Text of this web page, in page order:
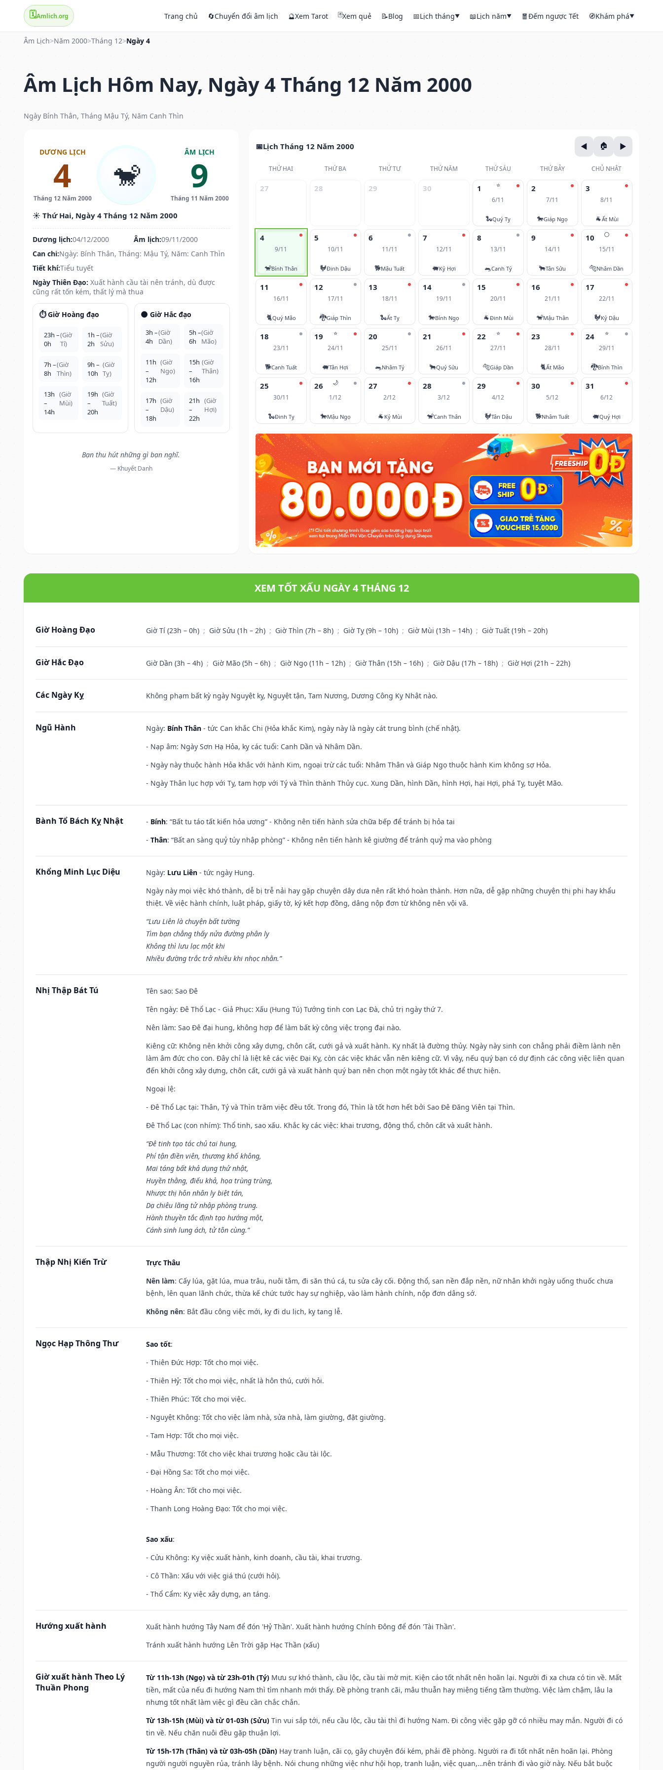
🗓️Amlich.org Trang chủ 🔄Chuyển đổi âm lịch 🔮Xem Tarot 🃏Xem quẻ 📝Blog 📅Lịch tháng▼ 📖Lịch năm▼ 🧧Đếm ngược Tết 🧭Khám phá▼
Âm Lịch>Năm 2000>Tháng 12>Ngày 4
Âm Lịch Hôm Nay, Ngày 4 Tháng 12 Năm 2000
Ngày Bính Thân, Tháng Mậu Tý, Năm Canh Thìn
DƯƠNG LỊCH
4
Tháng 12 Năm 2000
🐒
ÂM LỊCH
9
Tháng 11 Năm 2000
☀️ Thứ Hai, Ngày 4 Tháng 12 Năm 2000
Dương lịch:04/12/2000 Âm lịch:09/11/2000
Can chi:Ngày: Bính Thân, Tháng: Mậu Tý, Năm: Canh Thìn
Tiết khí:Tiểu tuyết
Ngày Thiên Đạo: Xuất hành cầu tài nên tránh, dù được
cũng rất tốn kém, thất lý mà thua
⏱️ Giờ Hoàng đạo
23h –
0h
(Giờ
Tí)
1h –
2h
(Giờ
Sửu)
7h –
8h
(Giờ
Thìn)
9h –
10h
(Giờ
Tỵ)
13h
–
14h
(Giờ
Mùi)
19h
–
20h
(Giờ
Tuất)
🌑 Giờ Hắc đạo
3h –
4h
(Giờ
Dần)
5h –
6h
(Giờ
Mão)
11h
–
12h
(Giờ
Ngọ)
15h
–
16h
(Giờ
Thân)
17h
–
18h
(Giờ
Dậu)
21h
–
22h
(Giờ
Hợi)
Bạn thu hút những gì bạn nghĩ.
— Khuyết Danh
Lịch Tháng 12 Năm 2000
THỨ HAI THỨ BA THỨ TƯ THỨ NĂM THỨ SÁU THỨ BẢY CHỦ NHẬT
27 28 29 30 ⭐
1
6/11
🐍Quý Tỵ
2
7/11
🐎Giáp Ngọ
3
8/11
🐐Ất Mùi
4
9/11
🐒Bính Thân
5
10/11
🐓Đinh Dậu
6
11/11
🐕Mậu Tuất
7
12/11
🐖Kỷ Hợi
8
13/11
🐀Canh Tý
9
14/11
🐂Tân Sửu
🌕
10
15/11
🐅Nhâm Dần
11
16/11
🐈Quý Mão
12
17/11
🐉Giáp Thìn
13
18/11
🐍Ất Tỵ
14
19/11
🐎Bính Ngọ
15
20/11
🐐Đinh Mùi
16
21/11
🐒Mậu Thân
17
22/11
🐓Kỷ Dậu
18
23/11
🐕Canh Tuất
⭐
19
24/11
🐖Tân Hợi
20
25/11
🐀Nhâm Tý
21
26/11
🐂Quý Sửu
⭐
22
27/11
🐅Giáp Dần
23
28/11
🐈Ất Mão
⭐
24
29/11
🐉Bính Thìn
25
30/11
🐍Đinh Tỵ
🌙
26
1/12
🐎Mậu Ngọ
27
2/12
🐐 Kỷ Mùi
28
3/12
🐒Canh Thân
29
4/12
🐓Tân Dậu
30
5/12
🐕Nhâm Tuất
31
6/12
🐖Quý Hợi
XEM TỐT XẤU NGÀY 4 THÁNG 12
Giờ Hoàng Đạo Giờ Tí (23h – 0h) ; Giờ Sửu (1h – 2h) ; Giờ Thìn (7h – 8h) ; Giờ Tỵ (9h – 10h) ; Giờ Mùi (13h – 14h) ; Giờ Tuất (19h – 20h)
Giờ Hắc Đạo Giờ Dần (3h – 4h) ; Giờ Mão (5h – 6h) ; Giờ Ngọ (11h – 12h) ; Giờ Thân (15h – 16h) ; Giờ Dậu (17h – 18h) ; Giờ Hợi (21h – 22h)
Các Ngày Kỵ Không phạm bất kỳ ngày Nguyệt kỵ, Nguyệt tận, Tam Nương, Dương Công Kỵ Nhật nào.
Ngũ Hành Ngày: Bính Thân - tức Can khắc Chi (Hỏa khắc Kim), ngày này là ngày cát trung bình (chế nhật).
- Nạp âm: Ngày Sơn Hạ Hỏa, kỵ các tuổi: Canh Dần và Nhâm Dần.
- Ngày này thuộc hành Hỏa khắc với hành Kim, ngoại trừ các tuổi: Nhâm Thân và Giáp Ngọ thuộc hành Kim không sợ Hỏa.
- Ngày Thân lục hợp với Tỵ, tam hợp với Tý và Thìn thành Thủy cục. Xung Dần, hình Dần, hình Hợi, hại Hợi, phá Tỵ, tuyệt Mão.
Bành Tổ Bách Kỵ Nhật - Bính: “Bất tu táo tất kiến hỏa ương” - Không nên tiến hành sửa chữa bếp để tránh bị hỏa tai
- Thân: “Bất an sàng quỷ túy nhập phòng” - Không nên tiến hành kê giường để tránh quỷ ma vào phòng
Khổng Minh Lục Diệu Ngày: Lưu Liên - tức ngày Hung.
Ngày này mọi việc khó thành, dễ bị trễ nải hay gặp chuyện dây dưa nên rất khó hoàn thành. Hơn nữa, dễ gặp những chuyện thị phi hay khẩu
thiệt. Về việc hành chính, luật pháp, giấy tờ, ký kết hợp đồng, dâng nộp đơn từ không nên vội vã.
“Lưu Liên là chuyện bất tường
Tìm bạn chẳng thấy nửa đường phân ly
Không thì lưu lạc một khi
Nhiều đường trắc trở nhiều khi nhọc nhằn.”
Nhị Thập Bát Tú Tên sao: Sao Đê
Tên ngày: Đê Thổ Lạc - Giả Phục: Xấu (Hung Tú) Tướng tinh con Lạc Đà, chủ trị ngày thứ 7.
Nên làm: Sao Đê đại hung, không hợp để làm bất kỳ công việc trọng đại nào.
Kiêng cữ: Không nên khởi công xây dựng, chôn cất, cưới gả và xuất hành. Kỵ nhất là đường thủy. Ngày này sinh con chẳng phải điềm lành nên
làm âm đức cho con. Đây chỉ là liệt kê các việc Đại Kỵ, còn các việc khác vẫn nên kiêng cữ. Vì vậy, nếu quý bạn có dự định các công việc liên quan
đến khởi công xây dựng, chôn cất, cưới gả và xuất hành quý bạn nên chọn một ngày tốt khác để thực hiện.
Ngoại lệ:
- Đê Thổ Lạc tại: Thân, Tý và Thìn trăm việc đều tốt. Trong đó, Thìn là tốt hơn hết bởi Sao Đê Đăng Viên tại Thìn.
Đê Thổ Lạc (con nhím): Thổ tinh, sao xấu. Khắc kỵ các việc: khai trương, động thổ, chôn cất và xuất hành.
“Đê tinh tạo tác chủ tai hung,
Phí tận điền viên, thương khố không,
Mai táng bất khả dụng thử nhật,
Huyền thằng, điếu khả, họa trùng trùng,
Nhược thị hôn nhân ly biệt tán,
Dạ chiêu lãng tử nhập phòng trung.
Hành thuyền tắc định tạo hướng một,
Cánh sinh lung ách, tử tôn cùng.”
Thập Nhị Kiến Trừ
Trực Thâu
Nên làm: Cấy lúa, gặt lúa, mua trâu, nuôi tằm, đi săn thú cá, tu sửa cây cối. Động thổ, san nền đắp nền, nữ nhân khởi ngày uống thuốc chưa
bệnh, lên quan lãnh chức, thừa kế chức tước hay sự nghiệp, vào làm hành chính, nộp đơn dâng sớ.
Không nên: Bắt đầu công việc mới, kỵ đi du lịch, kỵ tang lễ.
Ngọc Hạp Thông Thư Sao tốt:
- Thiên Đức Hợp: Tốt cho mọi việc.
- Thiên Hỷ: Tốt cho mọi việc, nhất là hôn thú, cưới hỏi.
- Thiên Phúc: Tốt cho mọi việc.
- Nguyệt Không: Tốt cho việc làm nhà, sửa nhà, làm giường, đặt giường.
- Tam Hợp: Tốt cho mọi việc.
- Mẫu Thương: Tốt cho việc khai trương hoặc cầu tài lộc.
- Đại Hồng Sa: Tốt cho mọi việc.
- Hoàng Ân: Tốt cho mọi việc.
- Thanh Long Hoàng Đạo: Tốt cho mọi việc.
Sao xấu:
- Cửu Không: Kỵ việc xuất hành, kinh doanh, cầu tài, khai trương.
- Cô Thần: Xấu với việc giá thú (cưới hỏi).
- Thổ Cẩm: Kỵ việc xây dựng, an táng.
Hướng xuất hành
Xuất hành hướng Tây Nam để đón 'Hỷ Thần'. Xuất hành hướng Chính Đông để đón 'Tài Thần'.
Tránh xuất hành hướng Lên Trời gặp Hạc Thần (xấu)
Giờ xuất hành Theo Lý
Thuần Phong
Từ 11h-13h (Ngọ) và từ 23h-01h (Tý) Mưu sự khó thành, cầu lộc, cầu tài mờ mịt. Kiện cáo tốt nhất nên hoãn lại. Người đi xa chưa có tin về. Mất
tiền, mất của nếu đi hướng Nam thì tìm nhanh mới thấy. Đề phòng tranh cãi, mâu thuẫn hay miệng tiếng tầm thường. Việc làm chậm, lâu la
nhưng tốt nhất làm việc gì đều cần chắc chắn.
Từ 13h-15h (Mùi) và từ 01-03h (Sửu) Tin vui sắp tới, nếu cầu lộc, cầu tài thì đi hướng Nam. Đi công việc gặp gỡ có nhiều may mắn. Người đi có
tin về. Nếu chăn nuôi đều gặp thuận lợi.
Từ 15h-17h (Thân) và từ 03h-05h (Dần) Hay tranh luận, cãi cọ, gây chuyện đói kém, phải đề phòng. Người ra đi tốt nhất nên hoãn lại. Phòng
người người nguyền rủa, tránh lây bệnh. Nói chung những việc như hội họp, tranh luận, việc quan,…nên tránh đi vào giờ này. Nếu bắt buộc